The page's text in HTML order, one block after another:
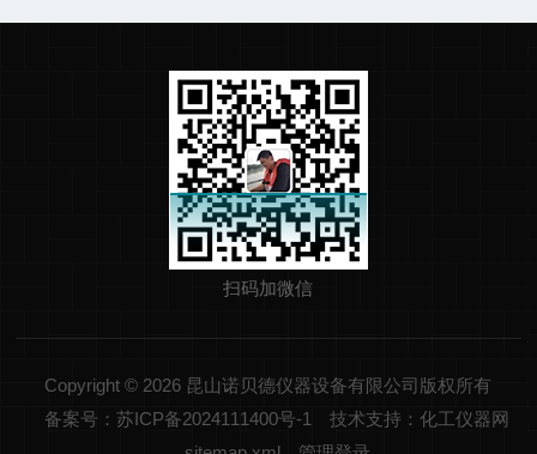
扫码加微信
Copyright © 2026 昆山诺贝德仪器设备有限公司版权所有
备案号：苏ICP备2024111400号-1
技术支持：化工仪器网